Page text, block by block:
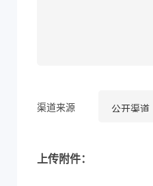
渠道来源
上传附件：